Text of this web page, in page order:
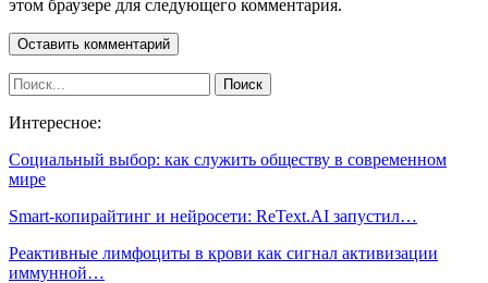
этом браузере для следующего комментария.
Интересное:
Социальный выбор: как служить обществу в современном
мире
Smart-копирайтинг и нейросети: ReText.AI запустил…
Реактивные лимфоциты в крови как сигнал активизации
иммунной…